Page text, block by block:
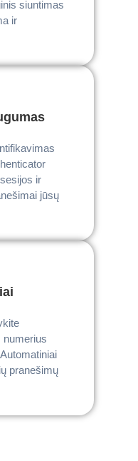
siuntimas
ir
ir
jūsų
numerius
pranešimų